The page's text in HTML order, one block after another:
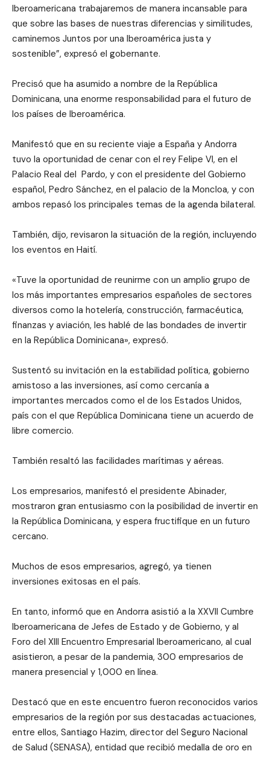
Iberoamericana trabajaremos de manera incansable para
que sobre las bases de nuestras diferencias y similitudes,
caminemos Juntos por una Iberoamérica justa y
sostenible”, expresó el gobernante.
Precisó que ha asumido a nombre de la República
Dominicana, una enorme responsabilidad para el futuro de
los países de Iberoamérica.
Manifestó que en su reciente viaje a España y Andorra
tuvo la oportunidad de cenar con el rey Felipe VI, en el
Palacio Real del Pardo, y con el presidente del Gobierno
español, Pedro Sánchez, en el palacio de la Moncloa, y con
ambos repasó los principales temas de la agenda bilateral.
También, dijo, revisaron la situación de la región, incluyendo
los eventos en Haití.
«Tuve la oportunidad de reunirme con un amplio grupo de
los más importantes empresarios españoles de sectores
diversos como la hotelería, construcción, farmacéutica,
finanzas y aviación, les hablé de las bondades de invertir
en la República Dominicana», expresó.
Sustentó su invitación en la estabilidad política, gobierno
amistoso a las inversiones, así como cercanía a
importantes mercados como el de los Estados Unidos,
país con el que República Dominicana tiene un acuerdo de
libre comercio.
También resaltó las facilidades marítimas y aéreas.
Los empresarios, manifestó el presidente Abinader,
mostraron gran entusiasmo con la posibilidad de invertir en
la República Dominicana, y espera fructifique en un futuro
cercano.
Muchos de esos empresarios, agregó, ya tienen
inversiones exitosas en el país.
En tanto, informó que en Andorra asistió a la XXVII Cumbre
Iberoamericana de Jefes de Estado y de Gobierno, y al
Foro del XIII Encuentro Empresarial Iberoamericano, al cual
asistieron, a pesar de la pandemia, 300 empresarios de
manera presencial y 1,000 en línea.
Destacó que en este encuentro fueron reconocidos varios
empresarios de la región por sus destacadas actuaciones,
entre ellos, Santiago Hazim, director del Seguro Nacional
de Salud (SENASA), entidad que recibió medalla de oro en